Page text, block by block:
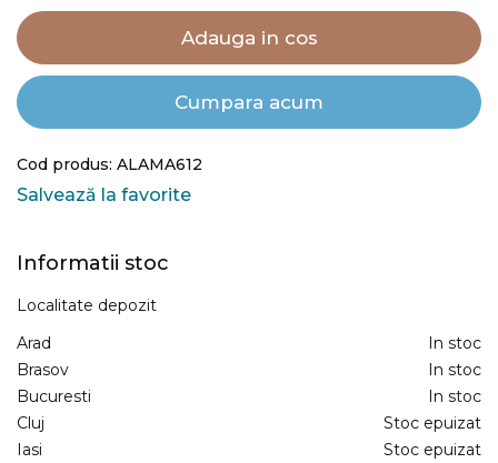
Adauga in cos
Cumpara acum
Cod produs: ALAMA612
Salvează la favorite
Informatii stoc
Localitate depozit
Arad
In stoc
Brasov
In stoc
Bucuresti
In stoc
Cluj
Stoc epuizat
Iasi
Stoc epuizat